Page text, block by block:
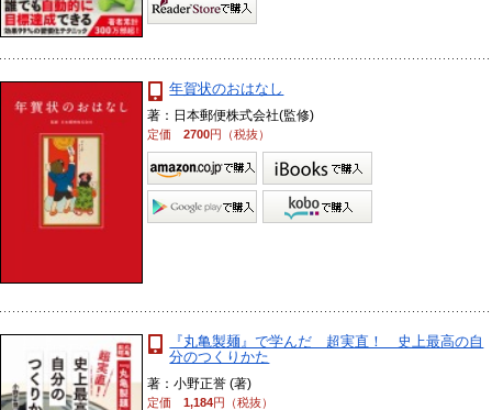
年賀状のおはなし
著：日本郵便株式会社(監修)
定価2700円（税抜）
『丸亀製麺』で学んだ 超実直！ 史上最高の自
分のつくりかた
著：小野正誉 (著)
定価1,184円（税抜）